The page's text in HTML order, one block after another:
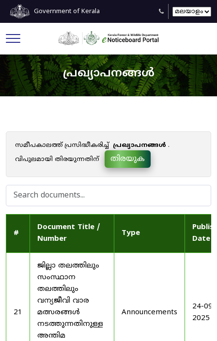
Government of Kerala
പ്രഖ്യാപനങ്ങൾ
സമീപകാലത്ത് പ്രസിദ്ധീകരിച്ച് പ്രഖ്യാപനങ്ങൾ .
വിപുലമായി തിരയുന്നതിന്
തിരയുക
#
Document Title /
Number
Type
Date
21
ജില്ലാ തലത്തിലും
സംസ്ഥാന
തലത്തിലും
വന്യജീവി വാര
മത്സരങ്ങൾ
നടത്തുന്നതിനുള്ള
അന്തിമ
Announcements
24-09-
2025